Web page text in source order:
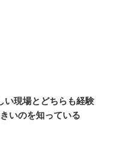
い現場とどちらも経験
いのを知っている